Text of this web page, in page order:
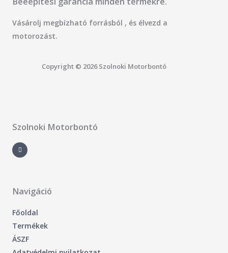
Vásárolj megbízható forrásból , és élvezd a
motorozást.
Copyright © 2026 Szolnoki Motorbontó
Szolnoki Motorbontó
a
c
e
-
f
Navigáció
Főoldal
Termékek
ÁSZF